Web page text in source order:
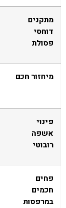
מתקנים
דוחסי
פסולת
מיחזור חכם
פינוי
אשפה
רובוטי
פחים
חכמים
במרפסות